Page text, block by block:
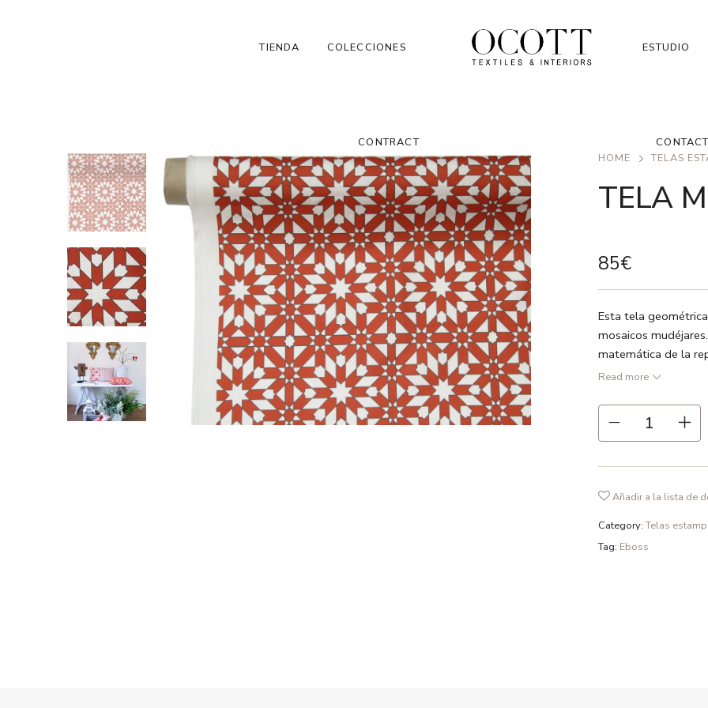
TIENDA COLECCIONES
CONTRACT
ESTUDIO
HOME TELAS
TELA
85€
Esta tela
mosaicos
matemática de la
Ancho 137 cm
● Rojo coral / Gris /
● 55% lino 45%
● 211 gr /m2
● Recomendamos
Read more
Añadir a la lista de
Category:Telas
Tag: Eboss